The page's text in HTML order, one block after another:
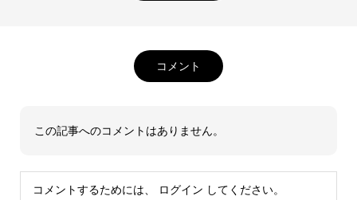
コメント
この記事へのコメントはありません。
コメントするためには、 ログイン してください。